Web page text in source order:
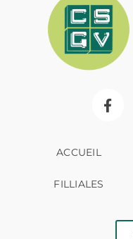
ACCUEIL
FILLIALES